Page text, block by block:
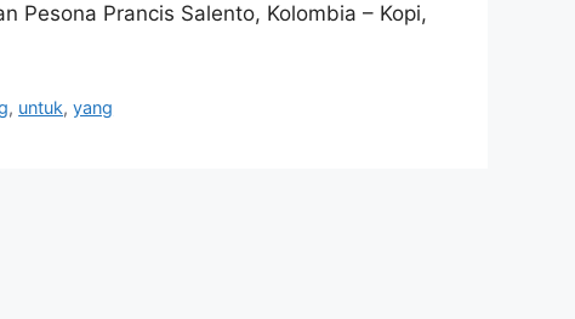
Pesona Prancis Salento, Kolombia – Kopi,
, untuk,yang